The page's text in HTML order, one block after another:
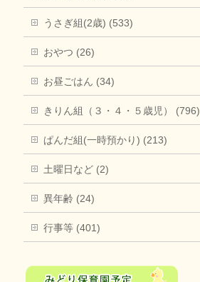
うさぎ組(2歳) (533)
おやつ (26)
お昼ごはん (34)
きりん組（３・４・５歳児） (796)
ぱんだ組(一時預かり) (213)
土曜日など (2)
異年齢 (24)
行事等 (401)